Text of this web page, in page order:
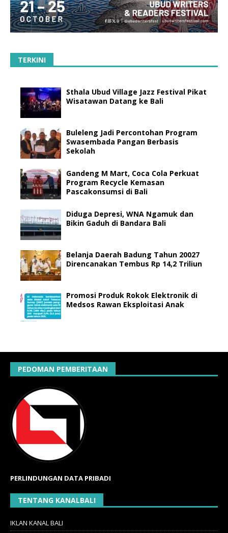
TERKINI
Sthala Ubud Village Jazz Festival Pikat
Wisatawan Datang ke Bali
Buleleng Jadi Percontohan Program
Swasembada Pangan Berbasis
Sekolah
Gandeng M Mart, Coca Cola Perkuat
Program Recycle Kemasan
Pascakonsumsi di Bali
Diduga Depresi, WNA Ngamuk dan
Bikin Gaduh di Bandara Bali
Belanja Daerah Badung Tahun 20027
Direncanakan Tembus Rp 14,2 Triliun
Promosi Produk Rokok Elektronik di
Medsos Rawan Eksploitasi Anak
PEDOMAN PEMBERITAAN
PERLINDUNGAN DATA PRIBADI
TENTANG KANALBALI
IKLAN KANAL BALI